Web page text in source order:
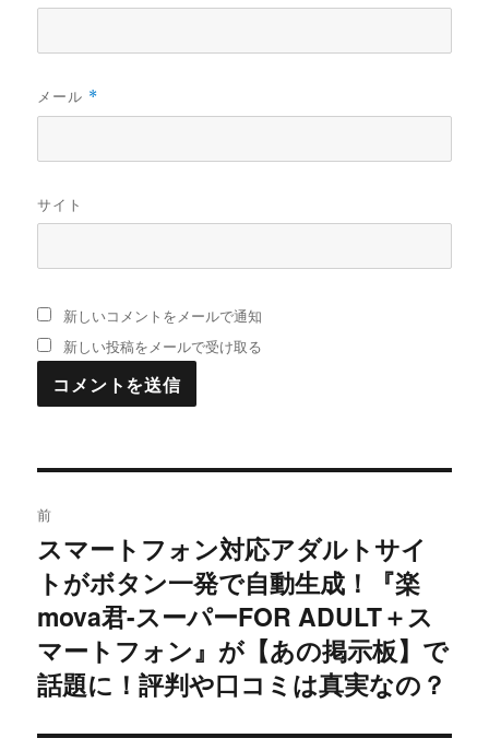
メール *
サイト
新しいコメントをメールで通知
新しい投稿をメールで受け取る
稿
ナ
ビ
ゲ
ー
前
過
去
の
投
稿:
スマートフォン対応アダルトサイ
トがボタン一発で自動生成！『楽
mova君-スーパーFOR ADULT＋ス
マートフォン』が【あの掲示板】で
話題に！評判や口コミは真実なの？